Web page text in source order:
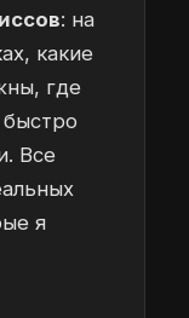
: на
какие
где
быстро
Все
я